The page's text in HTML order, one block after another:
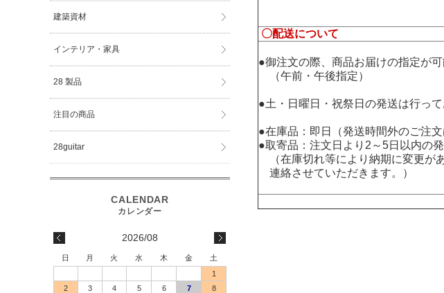
〇配送について
●御注文の際、商品お届けの指定が
（午前・午後指定）
●土・日曜日・祝祭日の発送は行っ
●在庫品：即日（発送時間外のご注文
●取寄品：注文日より2～5日以内の発
（在庫切れ等により納期に変更が
連絡させていただきます。）
建築資材
インテリア・家具
28 製品
注目の商品
28guitar
2026/08
日 月 火 水 木 金
土
1
2
3 4 5 6 7
8